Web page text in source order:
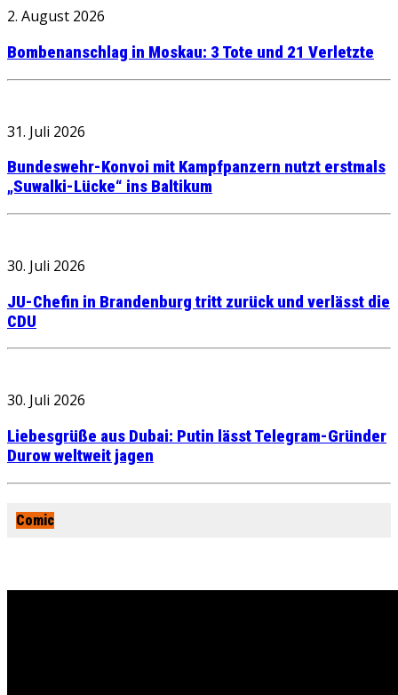
2. August 2026
Bombenanschlag in Moskau: 3 Tote und 21 Verletzte
31. Juli 2026
Bundeswehr-Konvoi mit Kampfpanzern nutzt erstmals
„Suwalki-Lücke“ ins Baltikum
30. Juli 2026
JU-Chefin in Brandenburg tritt zurück und verlässt die
CDU
30. Juli 2026
Liebesgrüße aus Dubai: Putin lässt Telegram-Gründer
Durow weltweit jagen
Comic